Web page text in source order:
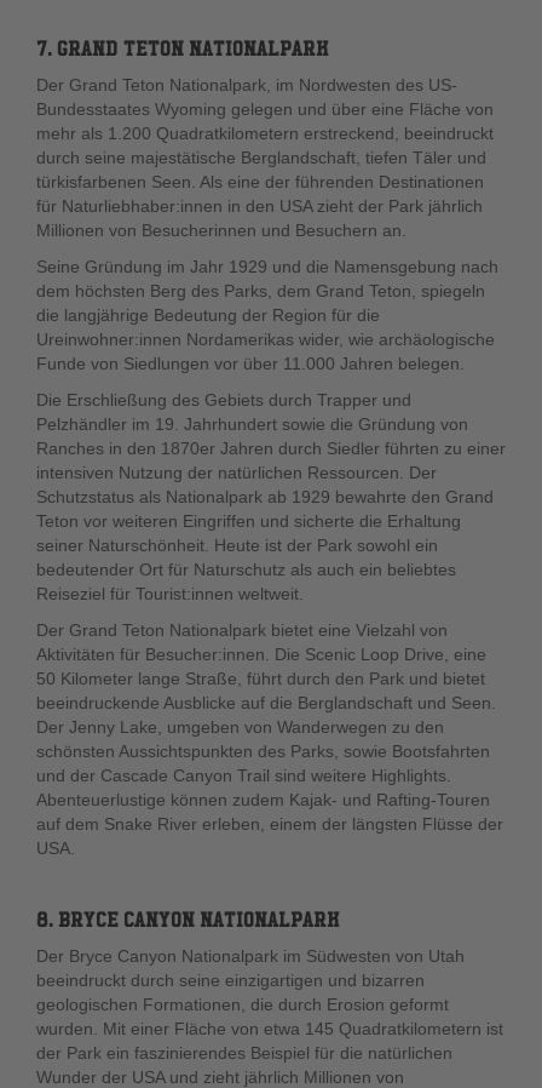
7. GRAND TETON NATIONALPARK
Der Grand Teton Nationalpark, im Nordwesten des US-
Bundesstaates Wyoming gelegen und über eine Fläche von
mehr als 1.200 Quadratkilometern erstreckend, beeindruckt
durch seine majestätische Berglandschaft, tiefen Täler und
türkisfarbenen Seen. Als eine der führenden Destinationen
für Naturliebhaber:innen in den USA zieht der Park jährlich
Millionen von Besucherinnen und Besuchern an.
Seine Gründung im Jahr 1929 und die Namensgebung nach
dem höchsten Berg des Parks, dem Grand Teton, spiegeln
die langjährige Bedeutung der Region für die
Ureinwohner:innen Nordamerikas wider, wie archäologische
Funde von Siedlungen vor über 11.000 Jahren belegen.
Die Erschließung des Gebiets durch Trapper und
Pelzhändler im 19. Jahrhundert sowie die Gründung von
Ranches in den 1870er Jahren durch Siedler führten zu einer
intensiven Nutzung der natürlichen Ressourcen. Der
Schutzstatus als Nationalpark ab 1929 bewahrte den Grand
Teton vor weiteren Eingriffen und sicherte die Erhaltung
seiner Naturschönheit. Heute ist der Park sowohl ein
bedeutender Ort für Naturschutz als auch ein beliebtes
Reiseziel für Tourist:innen weltweit.
Der Grand Teton Nationalpark bietet eine Vielzahl von
Aktivitäten für Besucher:innen. Die Scenic Loop Drive, eine
50 Kilometer lange Straße, führt durch den Park und bietet
beeindruckende Ausblicke auf die Berglandschaft und Seen.
Der Jenny Lake, umgeben von Wanderwegen zu den
schönsten Aussichtspunkten des Parks, sowie Bootsfahrten
und der Cascade Canyon Trail sind weitere Highlights.
Abenteuerlustige können zudem Kajak- und Rafting-Touren
auf dem Snake River erleben, einem der längsten Flüsse der
USA.
8. BRYCE CANYON NATIONALPARK
Der Bryce Canyon Nationalpark im Südwesten von Utah
beeindruckt durch seine einzigartigen und bizarren
geologischen Formationen, die durch Erosion geformt
wurden. Mit einer Fläche von etwa 145 Quadratkilometern ist
der Park ein faszinierendes Beispiel für die natürlichen
Wunder der USA und zieht jährlich Millionen von